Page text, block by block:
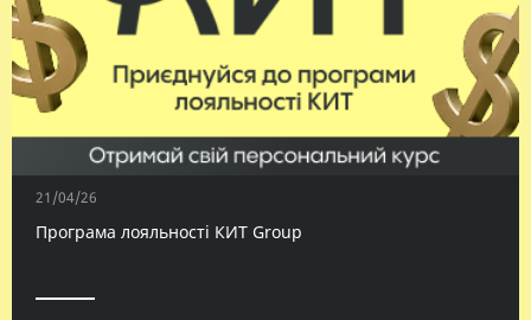
21/04/26
Програма лояльності КИТ Group